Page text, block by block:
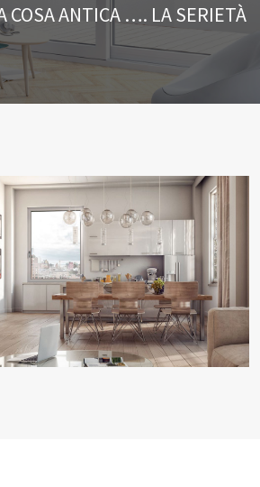
PVC/Alluminio
perfect
Seaside
Vetreria
KASA KORUS
COSA ANTICA …. LA SERIETÀ